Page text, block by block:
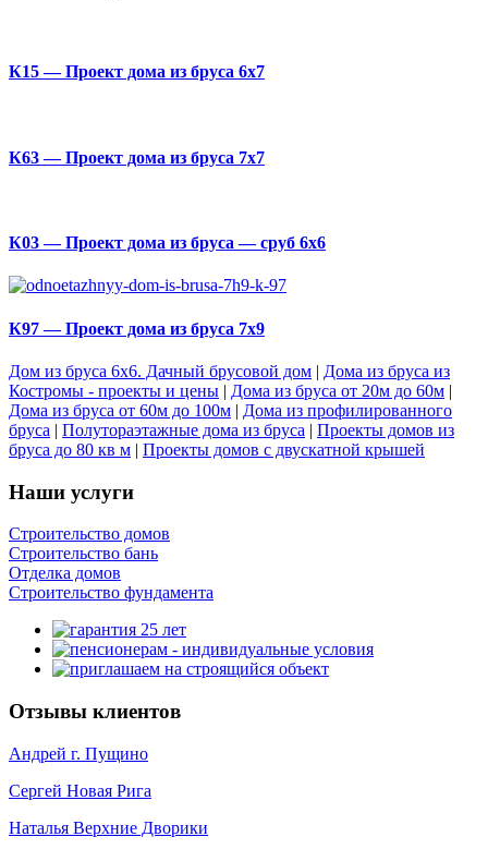
К15 — Проект дома из бруса 6х7
К63 — Проект дома из бруса 7х7
К03 — Проект дома из бруса — сруб 6х6
К97 — Проект дома из бруса 7х9
Дом из бруса 6х6. Дачный брусовой дом | Дома из бруса из
Костромы - проекты и цены | Дома из бруса от 20м до 60м |
Дома из бруса от 60м до 100м | Дома из профилированного
бруса | Полутораэтажные дома из бруса | Проекты домов из
бруса до 80 кв м | Проекты домов с двускатной крышей
Наши услуги
Строительство домов
Строительство бань
Отделка домов
Строительство фундамента
Отзывы клиентов
Андрей г. Пущино
Сергей Новая Рига
Наталья Верхние Дворики